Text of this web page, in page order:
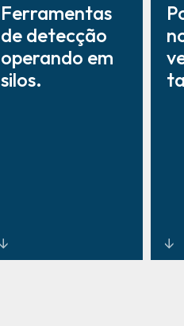
Ferramentas
de detecção
operando em
silos.